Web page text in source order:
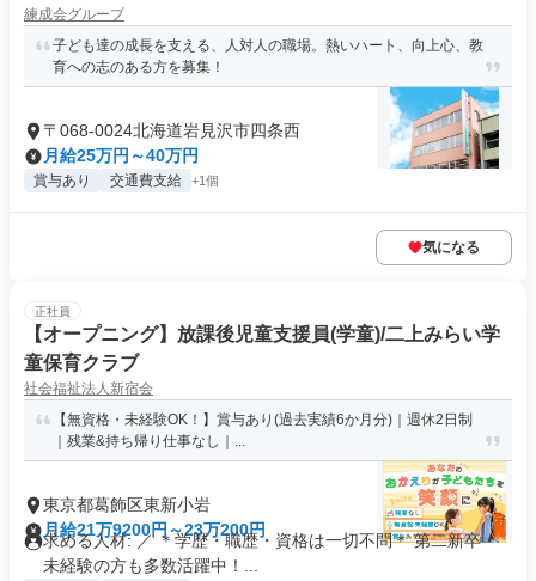
練成会グループ
子ども達の成長を支える、人対人の職場。熱いハート、向上心、教
育への志のある方を募集！
〒068-0024北海道岩見沢市四条西
月給25万円～40万円
賞与あり 交通費支給 +1個
気になる
正社員
【オープニング】放課後児童支援員(学童)/二上みらい学
童保育クラブ
社会福祉法人新宿会
【無資格・未経験OK！】賞与あり(過去実績6か月分)｜週休2日制
｜残業&持ち帰り仕事なし｜...
東京都葛飾区東新小岩
月給21万9200円～23万200円
求める人材: ／ ＊学歴・職歴・資格は一切不問＊ 第二新卒・
未経験の方も多数活躍中！...